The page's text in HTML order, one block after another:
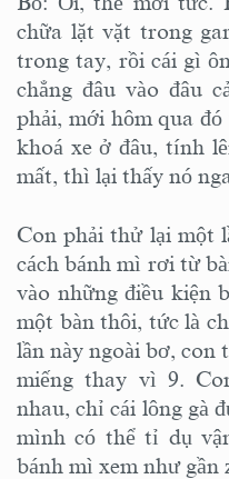
chữa lặt vặt trong
trong tay, rồi cái gì
chẳng đâu vào đâu
phải, mới hôm qua
khoá xe ở đâu, tính
mất, thì lại thấy nó
Con phải thử lại một
cách bánh mì rơi từ
vào những điều kiện
một bàn thôi, tức là
lần này ngoài bơ, con
miếng thay vì 9.
nhau, chỉ cái lông gà
mình có thể tỉ dụ
bánh mì xem như gần